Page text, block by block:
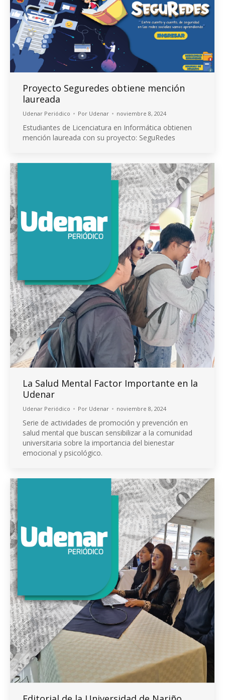
Proyecto Seguredes obtiene mención
laureada
Udenar Periódico Por Udenar noviembre 8, 2024
Estudiantes de Licenciatura en Informática obtienen
mención laureada con su proyecto: SeguRedes
La Salud Mental Factor Importante en la
Udenar
Udenar Periódico Por Udenar noviembre 8, 2024
Serie de actividades de promoción y prevención en
salud mental que buscan sensibilizar a la comunidad
universitaria sobre la importancia del bienestar
emocional y psicológico.